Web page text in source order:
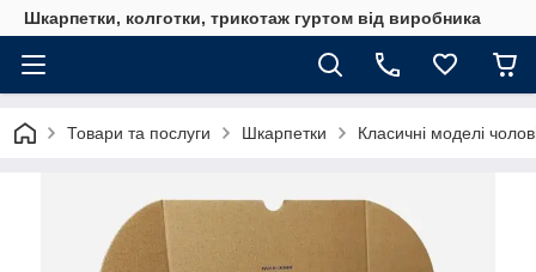
Шкарпетки, колготки, трикотаж гуртом від виробника
Товари та послуги Шкарпетки Класичні моделі